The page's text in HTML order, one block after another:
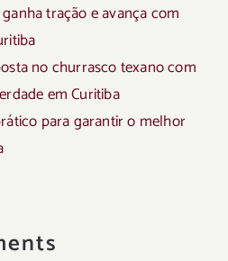
tração e avança com
no churrasco texano com
em Curitiba
para garantir o melhor